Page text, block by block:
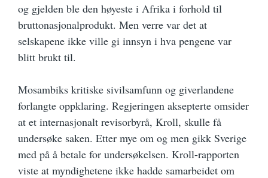
og gjelden ble den høyeste i Afrika i forhold til
bruttonasjonalprodukt. Men verre var det at
selskapene ikke ville gi innsyn i hva pengene var
blitt brukt til.
Mosambiks kritiske sivilsamfunn og giverlandene
forlangte oppklaring. Regjeringen aksepterte omsider
at et internasjonalt revisorbyrå, Kroll, skulle få
undersøke saken. Etter mye om og men gikk Sverige
med på å betale for undersøkelsen. Kroll-rapporten
viste at myndighetene ikke hadde samarbeidet om